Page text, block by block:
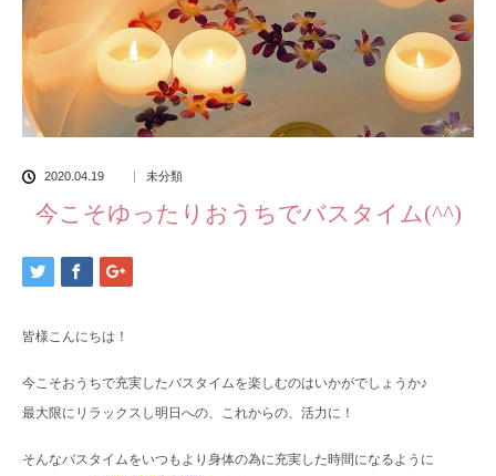
2020.04.19 未分類
今こそゆったりおうちでバスタイム(^^)
皆様こんにちは！
今こそおうちで充実したバスタイムを楽しむのはいかがでしょうか♪
最大限にリラックスし明日への、これからの、活力に！
そんなバスタイムをいつもより身体の為に充実した時間になるように